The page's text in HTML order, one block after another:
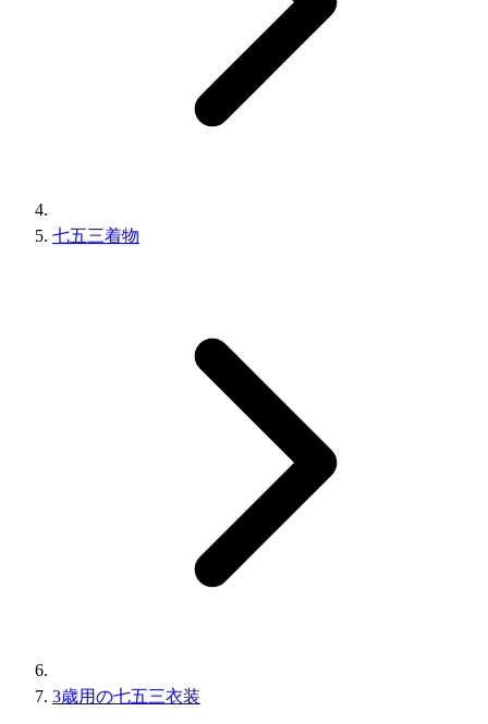
七五三着物
3歳用の七五三衣装